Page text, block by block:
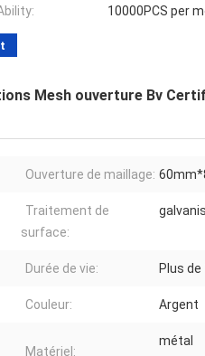
10000PCS per
Mesh ouverture Bv
Ouverture de maillage:
Traitement de
surface:
Durée de vie: Plus de
Couleur: Argent
Matériel:
métal